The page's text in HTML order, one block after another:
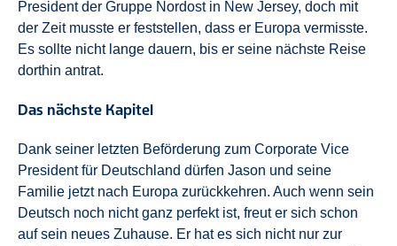
President der Gruppe Nordost in New Jersey, doch mit
der Zeit musste er feststellen, dass er Europa vermisste.
Es sollte nicht lange dauern, bis er seine nächste Reise
dorthin antrat.
Das nächste Kapitel
Dank seiner letzten Beförderung zum Corporate Vice
President für Deutschland dürfen Jason und seine
Familie jetzt nach Europa zurückkehren. Auch wenn sein
Deutsch noch nicht ganz perfekt ist, freut er sich schon
auf sein neues Zuhause. Er hat es sich nicht nur zur